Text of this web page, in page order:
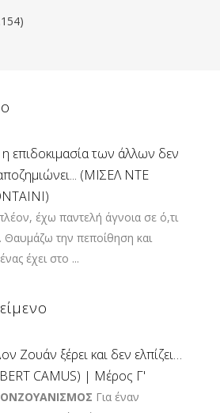
η επιδοκιμασία των άλλων δεν
(ΜΙΣΕΛ ΝΤΕ
έχω παντελή άγνοια σε ό,τι
την πεποίθηση και
έχει στο ...
Ζουάν ξέρει και δεν ελπίζει…
CAMUS) | Μέρος Γ'
Για έναν